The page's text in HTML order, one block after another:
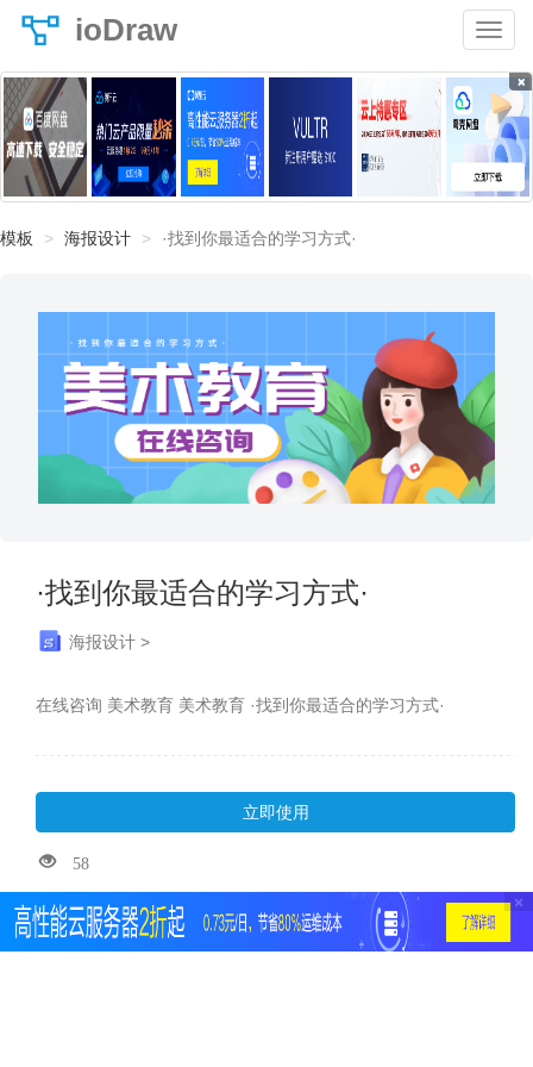
ioDraw
×
模板 海报设计 ·找到你最适合的学习方式·
·找到你最适合的学习方式·
海报设计 >
在线咨询 美术教育 美术教育 ·找到你最适合的学习方式·
立即使用
58
×